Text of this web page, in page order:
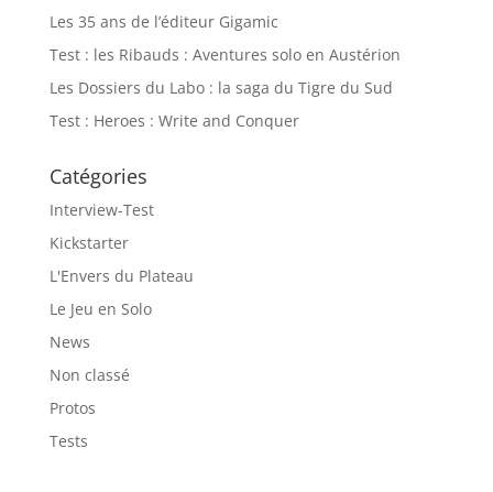
Les 35 ans de l’éditeur Gigamic
Test : les Ribauds : Aventures solo en Austérion
Les Dossiers du Labo : la saga du Tigre du Sud
Test : Heroes : Write and Conquer
Catégories
Interview-Test
Kickstarter
L'Envers du Plateau
Le Jeu en Solo
News
Non classé
Protos
Tests